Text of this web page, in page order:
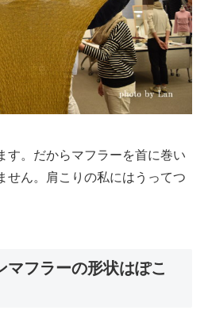
す。だからマフラーを首に巻い
せん。肩こりの私にはうってつ
マフラーの形状はぽこ